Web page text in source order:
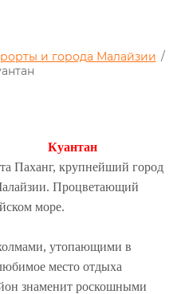
и города Малайзии /
Куантан
Паханг, крупнейший город
Процветающий
море.
утопающими в
место отдыха
знаменит роскошными